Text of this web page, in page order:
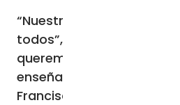
“Nuestra fe nos enseña
todos”, afirma. “Este
queremos transmitir, el
enseñado y el que
Francisco: fe, esperanza